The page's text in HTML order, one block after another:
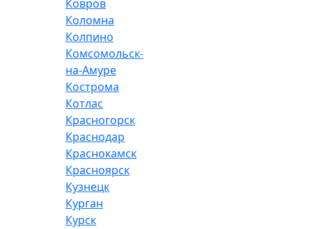
Ковров
Коломна
Колпино
Комсомольск-
на-Амуре
Кострома
Котлас
Красногорск
Краснодар
Краснокамск
Красноярск
Кузнецк
Курган
Курск